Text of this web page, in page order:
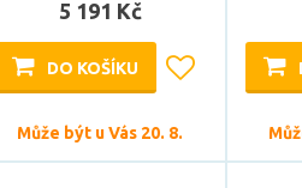
5 191 Kč
DO KOŠÍKU
Může být u Vás 20. 8.